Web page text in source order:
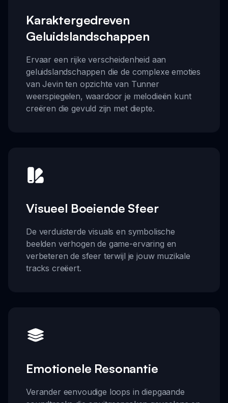
Karaktergedreven
Geluidslandschappen
Ervaar een rijke verscheidenheid aan
geluidslandschappen die de complexe emoties
van Jevin ten opzichte van Tunner
weerspiegelen, waardoor je melodieën kunt
creëren die gevuld zijn met diepte.
Visueel Boeiende Sfeer
De verduisterde visuals en symbolische
beelden verhogen de game-ervaring en
verbeteren de sfeer terwijl je jouw muzikale
tracks creëert.
Emotionele Resonantie
Verander eenvoudige loops in diepgaande